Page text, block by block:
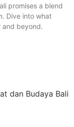
promises a blend
Dive into what
and beyond.
dan Budaya Bali